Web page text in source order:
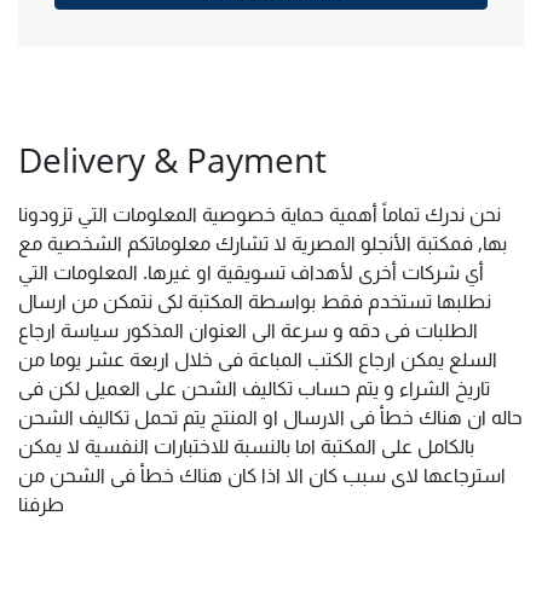
Delivery & Payment
نحن ندرك تماماً أهمية حماية خصوصية المعلومات التي تزودونا
بها, فمكتبة الأنجلو المصرية لا تشارك معلوماتكم الشخصية مع
أي شركات أخرى لأهداف تسويقية او غيرها. المعلومات التي
نطلبها تستخدم فقط بواسطة المكتبة لكى نتمكن من ارسال
الطلبات فى دقه و سرعة الى العنوان المذكور سياسة ارجاع
السلع يمكن ارجاع الكتب المباعة فى خلال اربعة عشر يوما من
تاريخ الشراء و يتم حساب تكاليف الشحن على العميل لكن فى
حاله ان هناك خطأ فى الارسال او المنتج يتم تحمل تكاليف الشحن
بالكامل على المكتبة اما بالنسبة للاختبارات النفسية لا يمكن
استرجاعها لاى سبب كان الا اذا كان هناك خطأ فى الشحن من
طرفنا